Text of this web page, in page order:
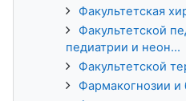
Факультетская
Факультетской
педиатрии и неон...
Факультетской
Фармакогнозии и